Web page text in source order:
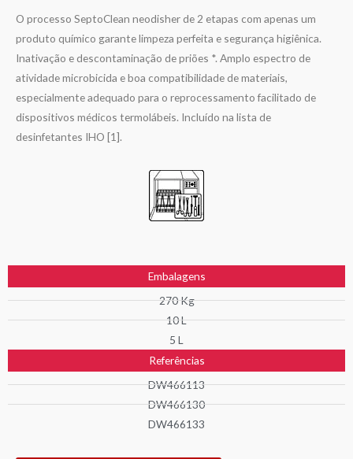
O processo SeptoClean neodisher de 2 etapas com apenas um
produto químico garante limpeza perfeita e segurança higiênica.
Inativação e descontaminação de priões *. Amplo espectro de
atividade microbicida e boa compatibilidade de materiais,
especialmente adequado para o reprocessamento facilitado de
dispositivos médicos termolábeis. Incluído na lista de
desinfetantes IHO [1].
Embalagens
270 Kg
10 L
5 L
Referências
DW466113
DW466130
DW466133